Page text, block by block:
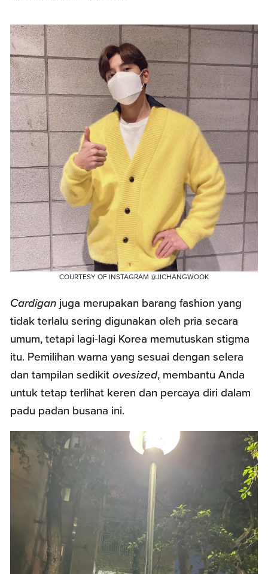
COURTESY OF INSTAGRAM @JICHANGWOOK
Cardigan juga merupakan barang fashion yang
tidak terlalu sering digunakan oleh pria secara
umum, tetapi lagi-lagi Korea memutuskan stigma
itu. Pemilihan warna yang sesuai dengan selera
dan tampilan sedikitovesized, membantu Anda
untuk tetap terlihat keren dan percaya diri dalam
padu padan busana ini.